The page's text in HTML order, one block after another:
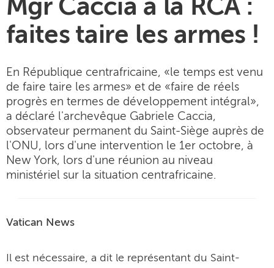
Mgr Caccia à la RCA :
faites taire les armes !
En République centrafricaine, «le temps est venu
de faire taire les armes» et de «faire de réels
progrès en termes de développement intégral»,
a déclaré l'archevêque Gabriele Caccia,
observateur permanent du Saint-Siège auprès de
l'ONU, lors d'une intervention le 1er octobre, à
New York, lors d'une réunion au niveau
ministériel sur la situation centrafricaine.
Vatican News
Il est nécessaire, a dit le représentant du Saint-